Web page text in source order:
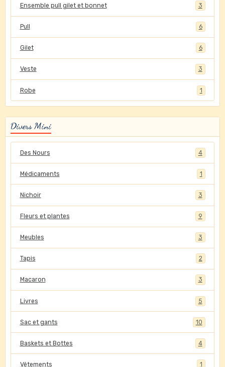
Ensemble pull gilet et bonnet 3
Pull 6
Gilet 6
Veste 3
Robe 1
Divers Mini
Des Nours 4
Médicaments 1
Nichoir 3
Fleurs et plantes 9
Meubles 3
Tapis 2
Macaron 3
Livres 5
Sac et gants 10
Baskets et Bottes 4
Vêtements 1